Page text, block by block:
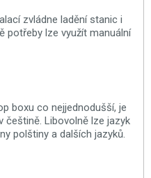
zvládne ladění stanic i
potřeby lze využít manuální
boxu co nejjednodušší, je
češtině. Libovolně lze jazyk
polštiny a dalších jazyků.